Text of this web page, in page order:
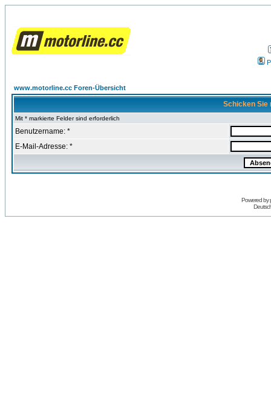
www.motorline.cc Foren-Übersicht
Schicken Sie
Mit * markierte Felder sind erforderlich
Benutzername: *
E-Mail-Adresse: *
Powered by